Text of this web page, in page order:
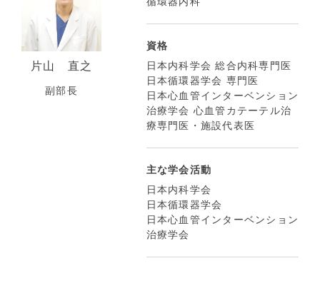
片山 直之
副部長
資格
日本内科学会 総合内科専門医
日本循環器学会 専門医
日本心血管インターベンション
治療学会 心血管カテーテル治
療専門医・施設代表医
主な学会活動
日本内科学会
日本循環器学会
日本心血管インターベンション
治療学会